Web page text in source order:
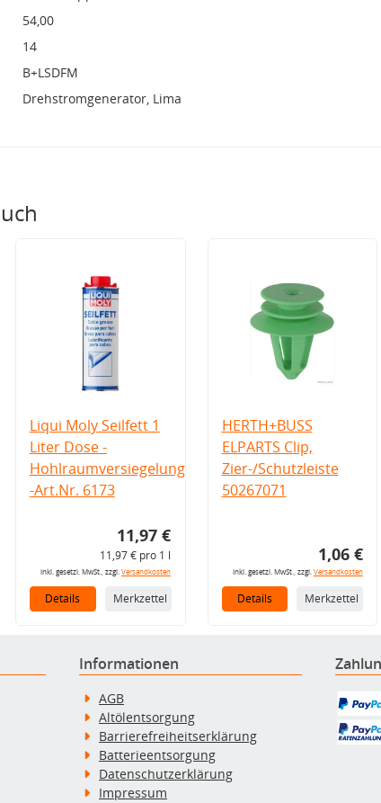
54,00
14
B+LSDFM
Drehstromgenerator, Lima
Liqui Moly Seilfett 1
Liter Dose -
Hohlraumversiegelung
-Art.Nr. 6173
11,97 €
11,97 € pro 1 l
inkl. gesetzl. MwSt., zzgl.Versandkosten
Details Merkzettel
HERTH+BUSS
ELPARTS Clip,
Zier-/Schutzleiste
50267071
1,06 €
inkl. gesetzl. MwSt., zzgl. Versandkosten
Details Merkzettel
Informationen
AGB
Altölentsorgung
Barrierefreiheitserklärung
Batterieentsorgung
Datenschutzerklärung
Impressum